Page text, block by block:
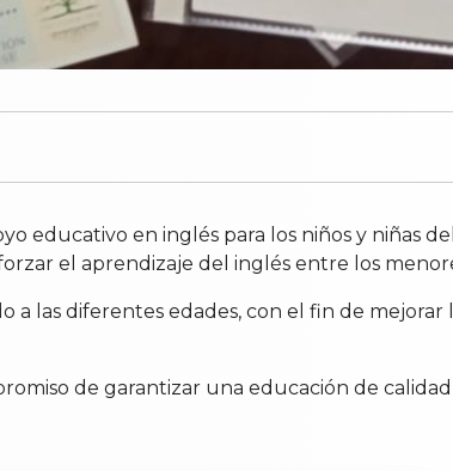
educativo en inglés para los niños y niñas
el aprendizaje del inglés entre los
las diferentes edades, con el fin de mejorar
de garantizar una educación de